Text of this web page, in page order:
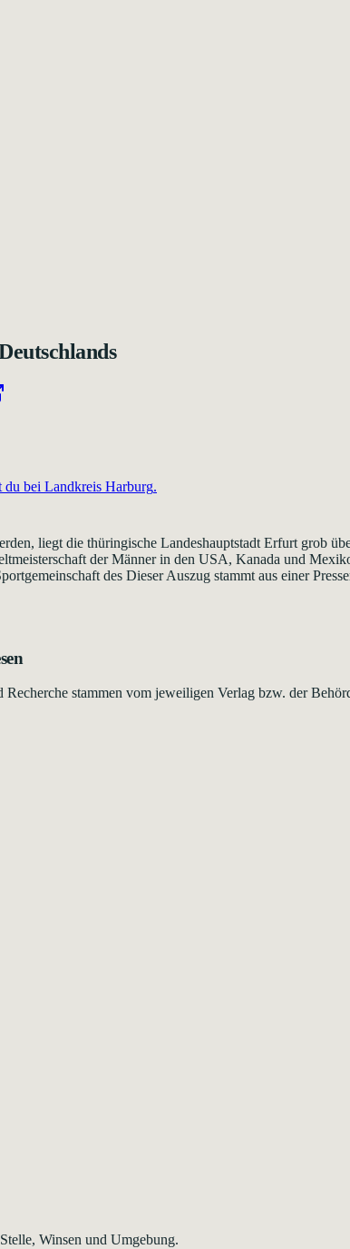
du bei Landkreis Harburg.
liegt die thüringische Landeshauptstadt Erfurt grob
der Männer in den USA, Kanada und
des Dieser Auszug stammt aus einer
stammen vom jeweiligen Verlag bzw. der
Winsen und Umgebung.